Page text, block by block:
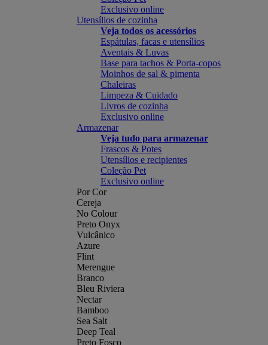
Exclusivo online
Utensílios de cozinha
Veja todos os acessórios
Espátulas, facas e utensílios
Aventais & Luvas
Base para tachos & Porta-copos
Moinhos de sal & pimenta
Chaleiras
Limpeza & Cuidado
Livros de cozinha
Exclusivo online
Armazenar
Veja tudo para armazenar
Frascos & Potes
Utensílios e recipientes
Coleção Pet
Exclusivo online
Por Cor
Cereja
No Colour
Preto Onyx
Vulcânico
Azure
Flint
Merengue
Branco
Bleu Riviera
Nectar
Bamboo
Sea Salt
Deep Teal
Preto Fosco